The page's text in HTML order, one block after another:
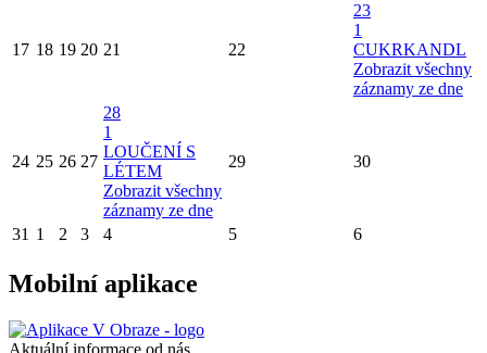
17 18 19 20 21 22
23
1
CUKRKANDL
Zobrazit všechny
záznamy ze dne
24 25 26 27
28
1
LOUČENÍ S
LÉTEM
Zobrazit všechny
záznamy ze dne
29 30
31 1 2 3 4 5 6
Mobilní aplikace
Aktuální informace od nás